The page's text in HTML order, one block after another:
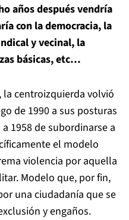
años después vendría
con la democracia, la
y vecinal, la
básicas, etc…
la centroizquierda volvió
de 1990 a sus posturas
1958 de subordinarse a
el modelo
violencia por aquella
Modelo que, por fin,
una ciudadanía que se
y engaños.